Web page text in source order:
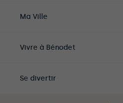
Ma Ville
Vivre à Bénodet
Se divertir